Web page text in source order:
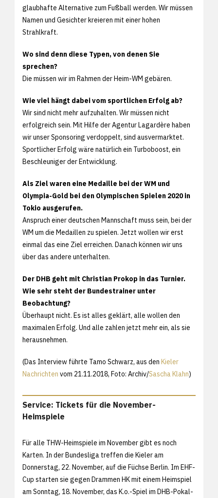
glaubhafte Alternative zum Fußball werden. Wir müssen
Namen und Gesichter kreieren mit einer hohen
Strahlkraft.
Wo sind denn diese Typen, von denen Sie
sprechen?
Die müssen wir im Rahmen der Heim-WM gebären.
Wie viel hängt dabei vom sportlichen Erfolg ab?
Wir sind nicht mehr aufzuhalten. Wir müssen nicht
erfolgreich sein. Mit Hilfe der Agentur Lagardère haben
wir unser Sponsoring verdoppelt, sind ausvermarktet.
Sportlicher Erfolg wäre natürlich ein Turboboost, ein
Beschleuniger der Entwicklung.
Als Ziel waren eine Medaille bei der WM und
Olympia-Gold bei den Olympischen Spielen 2020 in
Tokio ausgerufen.
Anspruch einer deutschen Mannschaft muss sein, bei der
WM um die Medaillen zu spielen. Jetzt wollen wir erst
einmal das eine Ziel erreichen. Danach können wir uns
über das andere unterhalten.
Der DHB geht mit Christian Prokop in das Turnier.
Wie sehr steht der Bundestrainer unter
Beobachtung?
Überhaupt nicht. Es ist alles geklärt, alle wollen den
maximalen Erfolg. Und alle zahlen jetzt mehr ein, als sie
herausnehmen.
(Das Interview führte Tamo Schwarz, aus den Kieler
Nachrichten vom 21.11.2018, Foto: Archiv/Sascha Klahn)
Service: Tickets für die November-
Heimspiele
Für alle THW-Heimspiele im November gibt es noch
Karten. In der Bundesliga treffen die Kieler am
Donnerstag, 22. November, auf die Füchse Berlin. Im EHF-
Cup starten sie gegen Drammen HK mit einem Heimspiel
am Sonntag, 18. November, das K.o.-Spiel im DHB-Pokal-